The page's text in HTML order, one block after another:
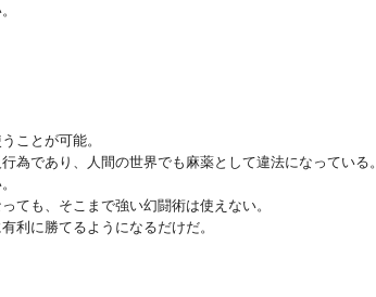
ことが可能。
為であり、人間の世界でも麻薬として違法になっている。
ても、そこまで強い幻闘術は使えない。
利に勝てるようになるだけだ。